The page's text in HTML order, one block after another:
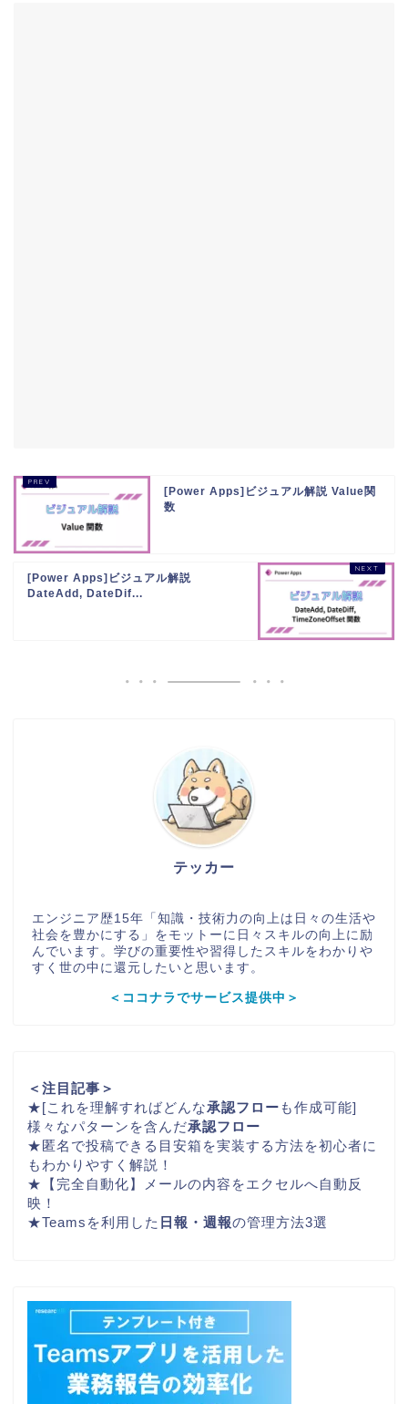
[Power Apps]ビジュアル解説 Value関
数
[Power Apps]ビジュアル解説
DateAdd, DateDif...
テッカー
エンジニア歴15年「知識・技術力の向上は日々の生活や
社会を豊かにする」をモットーに日々スキルの向上に励
んでいます。学びの重要性や習得したスキルをわかりや
すく世の中に還元したいと思います。
＜ココナラでサービス提供中＞
＜注目記事＞
★[これを理解すればどんな承認フロー も作成可能]
様々なパターンを含んだ承認フロー
★匿名で投稿できる 目安箱 を実装する方法を初心者に
もわかりやすく解説！
★
【完全自動化】メールの内容をエクセルへ自動反
映！
★Teamsを利用した 日報・週報の管理方法3選